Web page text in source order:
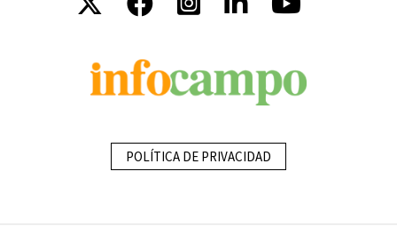
POLÍTICA DE PRIVACIDAD